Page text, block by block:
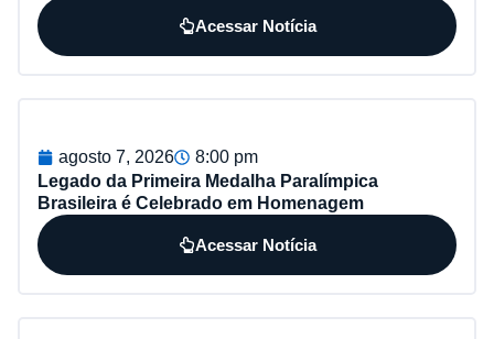
Acessar Notícia
agosto 7, 2026
8:00 pm
Legado da Primeira Medalha Paralímpica
Brasileira é Celebrado em Homenagem
Acessar Notícia